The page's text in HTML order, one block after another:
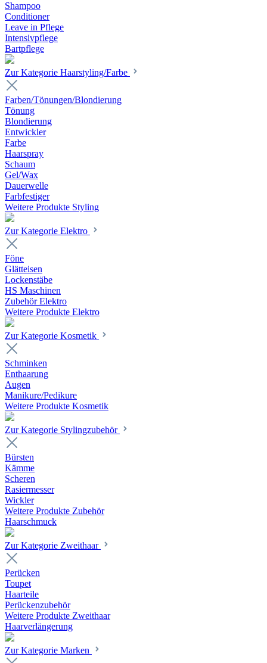
Shampoo
Conditioner
Leave in Pflege
Intensivpflege
Bartpflege
Zur Kategorie Haarstyling/Farbe
Farben/Tönungen/Blondierung
Tönung
Blondierung
Entwickler
Farbe
Haarspray
Schaum
Gel/Wax
Dauerwelle
Farbfestiger
Weitere Produkte Styling
Zur Kategorie Elektro
Föne
Glätteisen
Lockenstäbe
HS Maschinen
Zubehör Elektro
Weitere Produkte Elektro
Zur Kategorie Kosmetik
Schminken
Enthaarung
Augen
Manikure/Pedikure
Weitere Produkte Kosmetik
Zur Kategorie Stylingzubehör
Bürsten
Kämme
Scheren
Rasiermesser
Wickler
Weitere Produkte Zubehör
Haarschmuck
Zur Kategorie Zweithaar
Perücken
Toupet
Haarteile
Perückenzubehör
Weitere Produkte Zweithaar
Haarverlängerung
Zur Kategorie Marken